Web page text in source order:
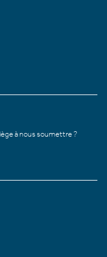
à nous soumettre ?